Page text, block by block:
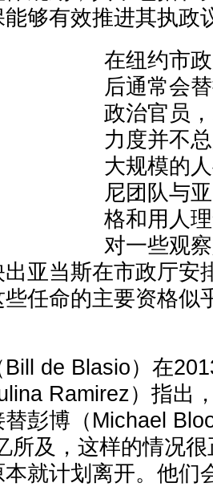
够有效推进其执政
在纽约市
后通常会
政治官员
力度并不
大规模的
尼团队与
格和用人
对一些观
亚当斯在市政厅安
任命的主要资格似
de Blasio）在
Ramirez）指出
彭博（Michael
所及，这样的情况很
就计划离开。他们